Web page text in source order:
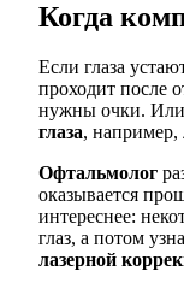
Когда
Если глаза
проходит после
нужны очки. Или
глаза, например,
Офтальмолог
оказывается
интереснее:
глаз, а потом
лазерной